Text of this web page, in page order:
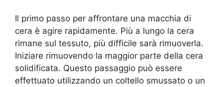
Il primo passo per affrontare una macchia di
cera è agire rapidamente. Più a lungo la cera
rimane sul tessuto, più difficile sarà rimuoverla.
Iniziare rimuovendo la maggior parte della cera
solidificata. Questo passaggio può essere
effettuato utilizzando un coltello smussato o un